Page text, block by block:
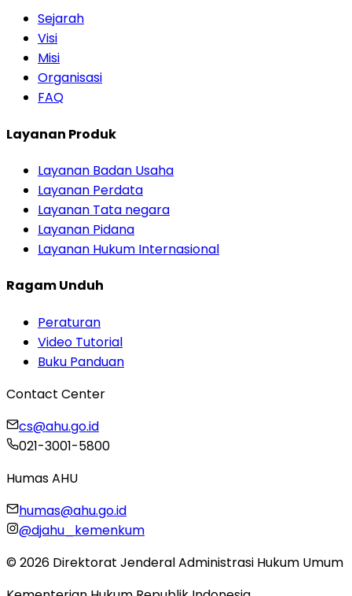
Sejarah
Visi
Misi
Organisasi
FAQ
Layanan Produk
Layanan Badan Usaha
Layanan Perdata
Layanan Tata negara
Layanan Pidana
Layanan Hukum Internasional
Ragam Unduh
Peraturan
Video Tutorial
Buku Panduan
Contact Center
cs@ahu.go.id
021-3001-5800
Humas AHU
humas@ahu.go.id
@djahu_kemenkum
©2026 Direktorat Jenderal Administrasi Hukum Umum